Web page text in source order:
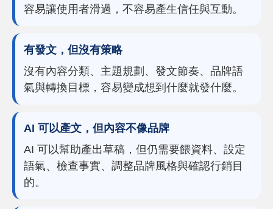
容易讓使用者滑過，不容易產生信任與互動。
有發文，但沒有策略
沒有內容分類、主題規劃、發文節奏、品牌語
氣與轉換目標，容易變成想到什麼就發什麼。
AI 可以產文，但內容不像品牌
AI 可以幫助產出草稿，但仍需要餵資料、設定
語氣、檢查事實、調整品牌風格與確認行銷目
的。